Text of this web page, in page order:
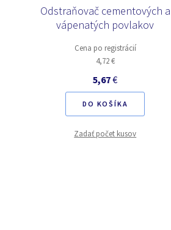
Odstraňovač cementových a
vápenatých povlakov
Cena po registrácií
4,72 €
5,67€
DO KOŠÍKA
Zadať počet kusov